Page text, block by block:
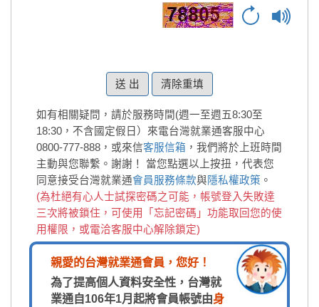
清除重填
如有相關疑問，請於服務時間(週一至週五8:30至
18:30，不含國定假日）來電台灣就業通客服中心
0800-777-888，或來信客服信箱 ，我們將於上班時間
主動與您聯繫。謝謝！
當您點選以上按扭，代表您
同意接受台灣就業通會員服務條款與隱私權政策 。
(為杜絕有心人士試探密碼之可能，帳號登入失敗達
三次將被鎖住，可使用「忘記密碼」功能取回您的使
用權限，或電洽客服中心解除鎖定)
親愛的台灣就業通會員，您好！
為了提高個人資料安全性，台灣就
業通自106年1月起將會員帳號由身